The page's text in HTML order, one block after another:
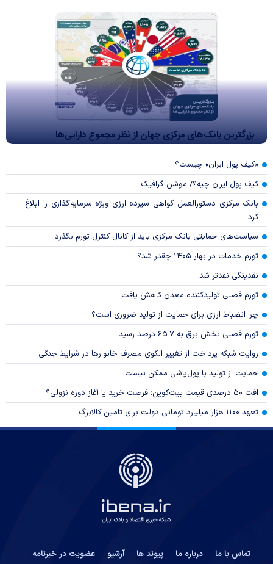
بزرگترین بانک‌های مرکزی جهان از نظر مجموع دارایی‌ها
«کیف پول ایران» چیست؟
کیف پول ایران چیه؟/ موشن گرافیک
بانک مرکزی دستورالعمل گواهی سپرده ارزی ویژه سرمایه‌گذاری را ابلاغ
کرد
سیاست‌های حمایتی بانک مرکزی باید از کانال کنترل تورم بگذرد
تورم خدمات در بهار ۱۴۰۵ چقدر شد؟
نقدینگی نقدتر شد
تورم فصلی تولیدکننده معدن کاهش یافت
چرا انضباط ارزی برای حمایت از تولید ضروری است؟
تورم فصلی بخش برق به ۶۵.۷ درصد رسید
روایت شبکه پرداخت از تغییر الگوی مصرف خانوار‌ها در شرایط جنگی
حمایت از تولید با پول‌پاشی ممکن نیست
افت ۵۰ درصدی قیمت بیت‌کوین؛ فرصت خرید یا آغاز دوره نزولی؟
تعهد ۱۱۰۰ هزار میلیارد تومانی دولت برای تامین کالابرگ
تماس با ما درباره ما پیوند ها آرشیو عضویت در خبرنامه